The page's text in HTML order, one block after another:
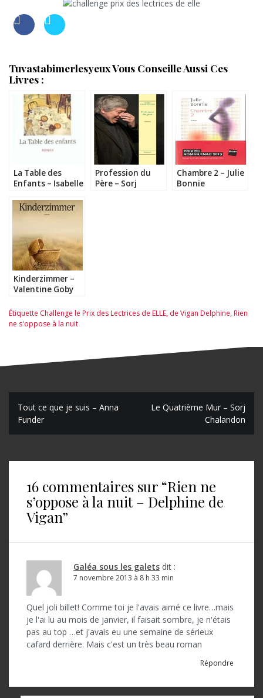
Tuvastabimerlesyeux Vous Conseille Aussi Ces
Livres :
La Table des
Enfants – Isabelle
Profession du
Père – Sorj
Chambre 2 – Julie
Bonnie
Kinderzimmer –
Valentine Goby
Étiquette Challenge le Prix des Lectrices de ELLE, de Vigan Delphine,Rien
ne s'oppose à la nuit
N
a
a
Tout ce que je suis – Anna
Funder
Le Quatrième Mur – Sorj
Chalandon
16 commentaires sur “Rien ne
s’oppose à la nuit – Delphine de
Vigan”
Galéa sous les galets dit :
7 novembre 2013 à 8 h 33 min
Quel joli billet! Comme toi je l'avais aimé ce livre…mais
je l'ai lu au mois de janvier, il faisait sombre, je n'étais
pas au top …et j'avais eu une semaine de sérieux
cafard derrière. Mais c'est un très beau roman
Répondre